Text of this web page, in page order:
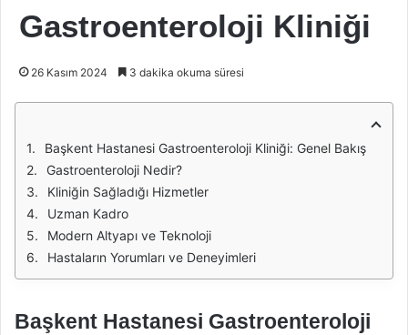
Gastroenteroloji Kliniği
26 Kasım 2024 3 dakika okuma süresi
Başkent Hastanesi Gastroenteroloji Kliniği: Genel Bakış
Gastroenteroloji Nedir?
Kliniğin Sağladığı Hizmetler
Uzman Kadro
Modern Altyapı ve Teknoloji
Hastaların Yorumları ve Deneyimleri
Başkent Hastanesi Gastroenteroloji